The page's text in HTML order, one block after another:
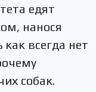
едят
нанося
как всегда нет
собак.